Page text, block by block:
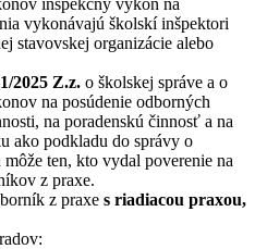
vykonávajú školskí inšpektori
stavovskej organizácie alebo
2025 Z.z. o školskej správe a o
na posúdenie odborných
na poradenskú činnosť a na
ako podkladu do správy o
ten, kto vydal poverenie na
z praxe.
z praxe s riadiacou praxou,